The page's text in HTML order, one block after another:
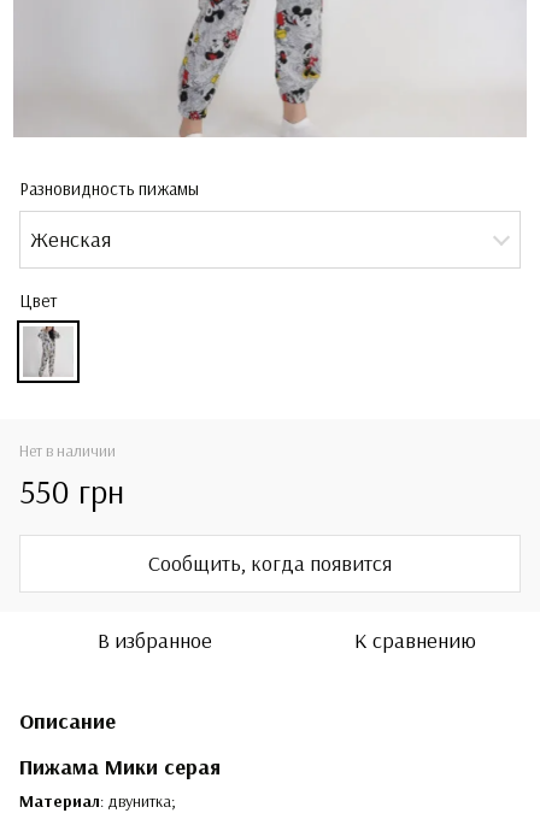
Разновидность пижамы
Женская
Цвет
Нет в наличии
550 грн
Сообщить, когда появится
В избранное К сравнению
Описание
Пижама Мики серая
Материал: двунитка;